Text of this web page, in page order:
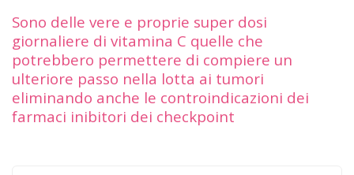
Sono delle vere e proprie super dosi
giornaliere di vitamina C quelle che
potrebbero permettere di compiere un
ulteriore passo nella lotta ai tumori
eliminando anche le controindicazioni dei
farmaci inibitori dei checkpoint